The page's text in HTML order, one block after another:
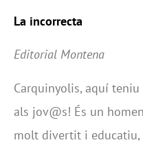
La incorrecta
Editorial Montena
Carquinyolis, aquí
als jov@s! És un
molt divertit i educatiu,